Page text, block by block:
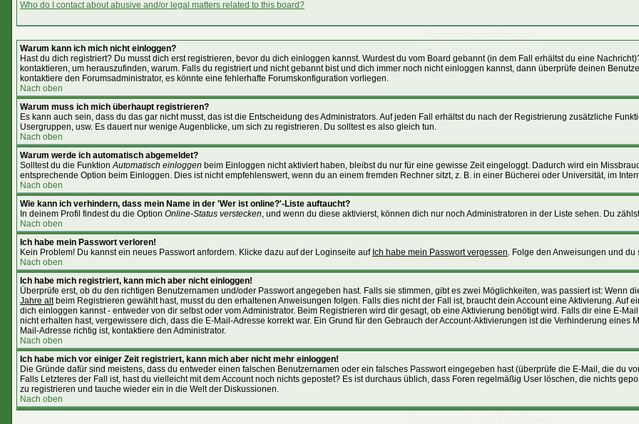
Who do I contact about abusive and/or legal matters related to this board?
Warum kann ich mich nicht einloggen?
Hast du dich registriert? Du musst dich erst registrieren, bevor du dich einloggen kannst. Wurdest du vom Board gebannt (in dem Fall erhältst du eine
kontaktieren, um herauszufinden, warum. Falls du registriert und nicht gebannt bist und dich immer noch nicht einloggen kannst, dann überprüfe deinen
kontaktiere den Forumsadministrator, es könnte eine fehlerhafte Forumskonfiguration vorliegen.
Nach oben
Warum muss ich mich überhaupt registrieren?
Es kann auch sein, dass du das gar nicht musst, das ist die Entscheidung des Administrators. Auf jeden Fall erhältst du nach der Registrierung zusätzliche
Usergruppen, usw. Es dauert nur wenige Augenblicke, um sich zu registrieren. Du solltest es also gleich tun.
Nach oben
Warum werde ich automatisch abgemeldet?
Solltest du die FunktionAutomatisch einloggen beim Einloggen nicht aktiviert haben, bleibst du nur für eine gewisse Zeit eingeloggt. Dadurch wird ein
entsprechende Option beim Einloggen. Dies ist nicht empfehlenswert, wenn du an einem fremden Rechner sitzt, z. B. in einer Bücherei oder Universität, im
Nach oben
Wie kann ich verhindern, dass mein Name in der 'Wer ist online?'-Liste auftaucht?
In deinem Profil findest du die Option Online-Status verstecken, und wenn du diese aktivierst, können dich nur noch Administratoren in der Liste sehen. Du
Nach oben
Ich habe mein Passwort verloren!
Kein Problem! Du kannst ein neues Passwort anfordern. Klicke dazu auf der Loginseite auf Ich habe mein Passwort vergessen. Folge den Anweisungen und
Nach oben
Ich habe mich registriert, kann mich aber nicht einloggen!
Überprüfe erst, ob du den richtigen Benutzernamen und/oder Passwort angegeben hast. Falls sie stimmen, gibt es zwei Möglichkeiten, was passiert ist: Wenn
Jahre altbeim Registrieren gewählt hast, musst du den erhaltenen Anweisungen folgen. Falls dies nicht der Fall ist, braucht dein Account eine Aktivierung. Auf
dich einloggen kannst - entweder von dir selbst oder vom Administrator. Beim Registrieren wird dir gesagt, ob eine Aktivierung benötigt wird. Falls dir eine E-
nicht erhalten hast, vergewissere dich, dass die E-Mail-Adresse korrekt war. Ein Grund für den Gebrauch der Account-Aktivierungen ist die Verhinderung
Mail-Adresse richtig ist, kontaktiere den Administrator.
Nach oben
Ich habe mich vor einiger Zeit registriert, kann mich aber nicht mehr einloggen!
Die Gründe dafür sind meistens, dass du entweder einen falschen Benutzernamen oder ein falsches Passwort eingegeben hast (überprüfe die E-Mail, die du
Falls Letzteres der Fall ist, hast du vielleicht mit dem Account noch nichts gepostet? Es ist durchaus üblich, dass Foren regelmäßig User löschen, die nichts
zu registrieren und tauche wieder ein in die Welt der Diskussionen.
Nach oben